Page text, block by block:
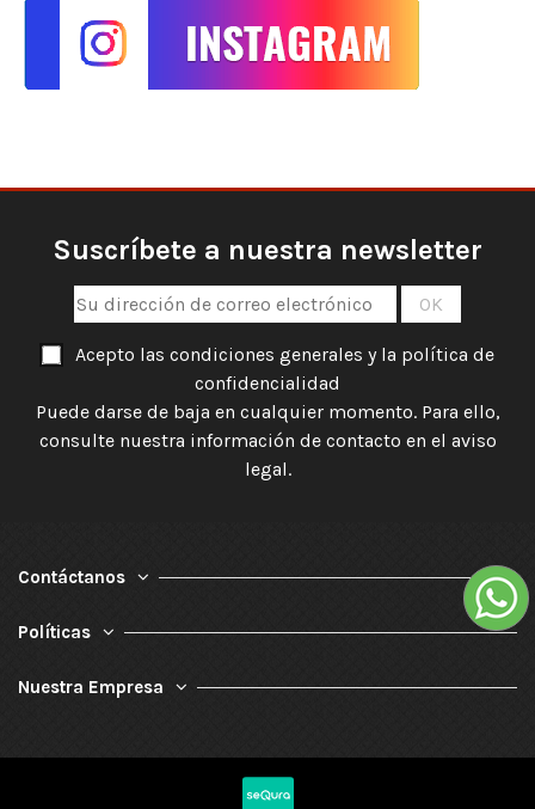
Suscríbete a nuestra newsletter
Acepto las condiciones generales y la política de
confidencialidad
Puede darse de baja en cualquier momento. Para ello,
consulte nuestra información de contacto en el aviso
legal.
Contáctanos
Políticas
Nuestra Empresa